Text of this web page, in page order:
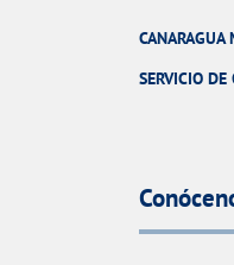
CANARAGUA
SERVICIO DE